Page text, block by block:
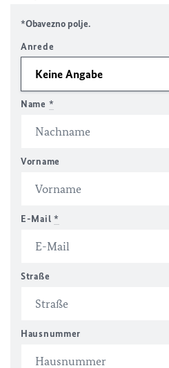
*Obavezno polje.
Anrede
Name *
Vorname
E-Mail *
Straße
Hausnummer